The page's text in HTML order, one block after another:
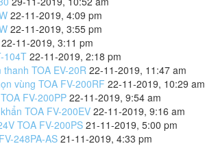
22-11-2019, 4:09 pm
22-11-2019, 3:55 pm
22-11-2019, 3:11 pm
104T 22-11-2019, 2:18 pm
TOA EV-20R 22-11-2019, 11:47 am
vùng TOA FV-200RF 22-11-2019, 10:29 am
FV-200PP 22-11-2019, 9:54 am
TOA FV-200EV 22-11-2019, 9:16 am
TOA FV-200PS 21-11-2019, 5:00 pm
248PA-AS 21-11-2019, 4:33 pm